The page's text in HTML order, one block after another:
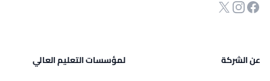
صفحة الفيسبوك
انستجرام
Twitter
عن الشركة
لمؤسسات التعليم العالي